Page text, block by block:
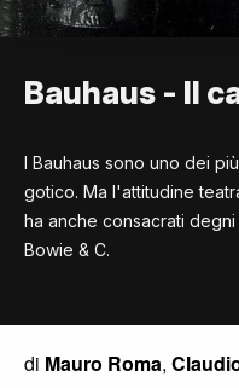
Bauhaus - Il
I Bauhaus sono uno dei
gotico. Ma l'attitudine
ha anche consacrati
Bowie & C.
di Mauro Roma,